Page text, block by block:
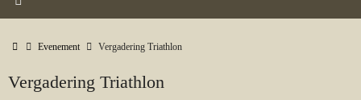
HomeEvenement Vergadering Triathlon
Vergadering Triathlon